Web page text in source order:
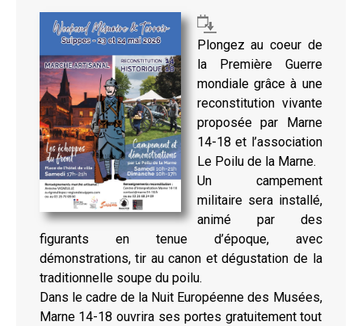
Plongez au coeur de
la Première Guerre
mondiale grâce à une
reconstitution vivante
proposée par Marne
14-18 et l’association
Le Poilu de la Marne.
Un campement
militaire sera installé,
animé par des
figurants en tenue d’époque, avec
démonstrations, tir au canon et dégustation de la
traditionnelle soupe du poilu.
Dans le cadre de la Nuit Européenne des Musées,
Marne 14-18 ouvrira ses portes gratuitement tout